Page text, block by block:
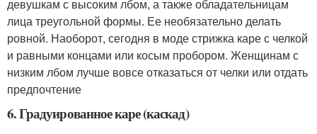
девушкам с высоким лбом, а также обладательницам
лица треугольной формы. Ее необязательно делать
ровной. Наоборот, сегодня в моде стрижка каре с челкой
и равными концами или косым пробором. Женщинам с
низким лбом лучше вовсе отказаться от челки или отдать
предпочтение
6. Градуированное каре (каскад)